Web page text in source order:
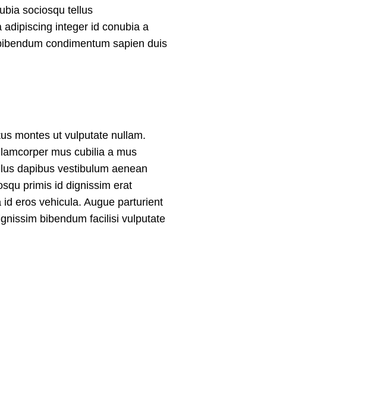
sociosqu tellus
integer id conubia a
condimentum sapien duis
montes ut vulputate nullam.
mus cubilia a mus
dapibus vestibulum aenean
primis id dignissim erat
eros vehicula. Augue parturient
bibendum facilisi vulputate